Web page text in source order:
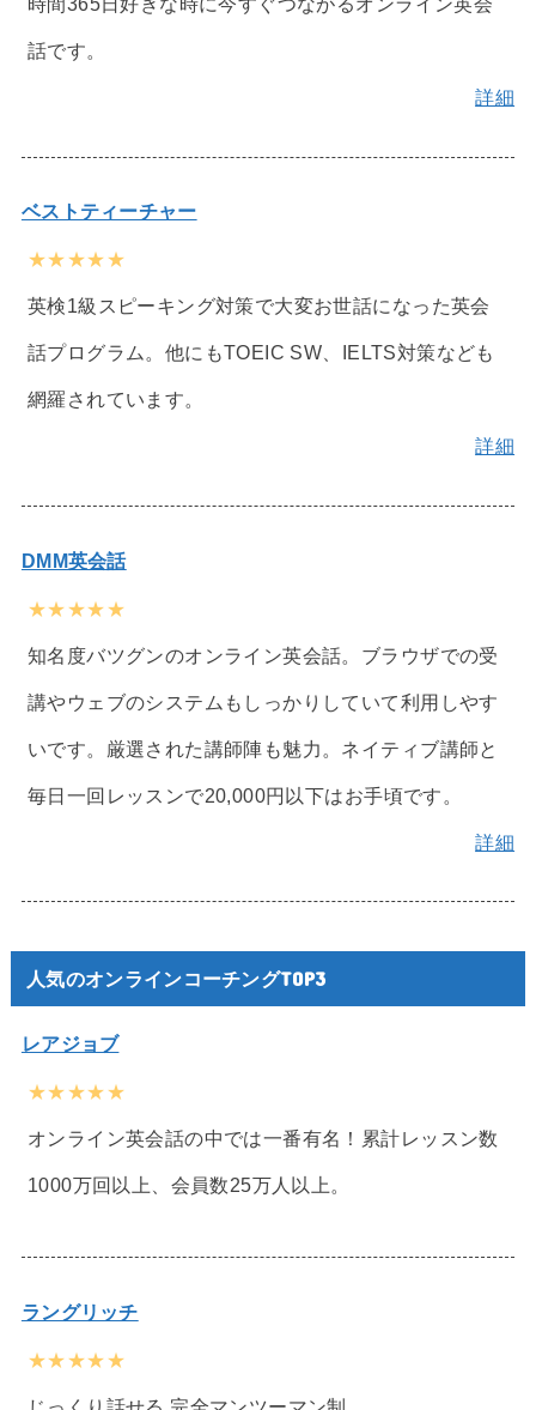
話です。
詳細
ベストティーチャー
★★★★★
英検1級スピーキング対策で大変お世話になった英会
話プログラム。他にもTOEIC SW、IELTS対策なども
網羅されています。
詳細
DMM英会話
★★★★★
知名度バツグンのオンライン英会話。ブラウザでの受
講やウェブのシステムもしっかりしていて利用しやす
いです。厳選された講師陣も魅力。ネイティブ講師と
毎日一回レッスンで20,000円以下はお手頃です。
詳細
人気のオンラインコーチングTOP3
レアジョブ
★★★★★
オンライン英会話の中では一番有名！累計レッスン数
1000万回以上、会員数25万人以上。
ラングリッチ
★★★★★